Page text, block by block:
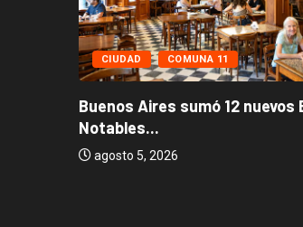
CIUDAD COMUNA 11
Buenos Aires sumó 12 nuevos
Notables...
agosto 5, 2026